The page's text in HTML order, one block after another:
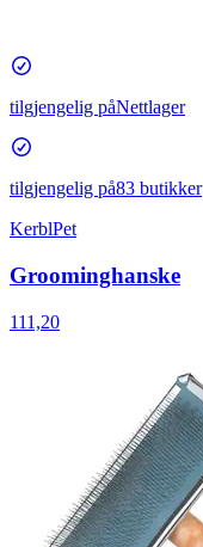
tilgjengelig påNettlager
tilgjengelig på83 butikker
KerblPet
Groominghanske
111,20